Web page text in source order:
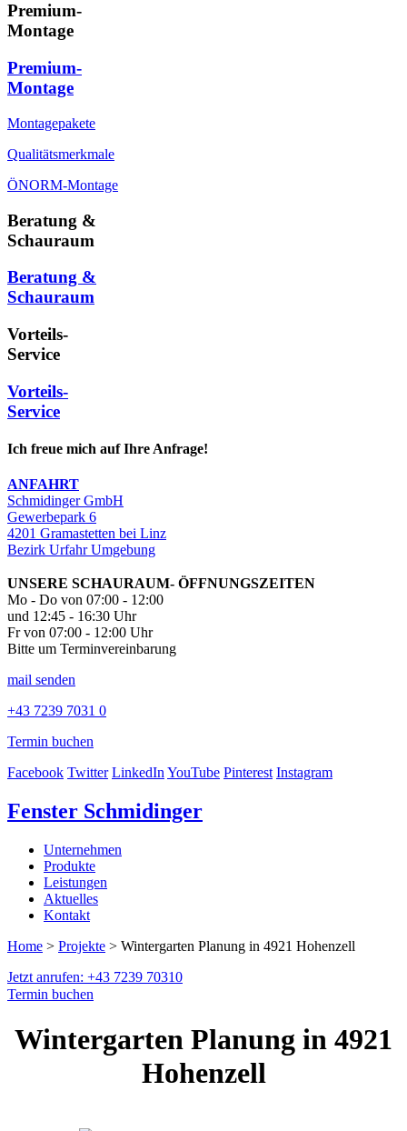
Premium-
Montage
Premium-
Montage
Montagepakete
Qualitätsmerkmale
ÖNORM-Montage
Beratung &
Schauraum
Beratung &
Schauraum
Vorteils-
Service
Vorteils-
Service
Ich freue mich auf Ihre Anfrage!
ANFAHRT
Schmidinger GmbH
Gewerbepark 6
4201 Gramastetten bei Linz
Bezirk Urfahr Umgebung
UNSERE SCHAURAUM- ÖFFNUNGSZEITEN
Mo - Do von 07:00 - 12:00
und 12:45 - 16:30 Uhr
Fr von 07:00 - 12:00 Uhr
Bitte um Terminvereinbarung
mail senden
+43 7239 7031 0
Termin buchen
Facebook Twitter LinkedInYouTube Pinterest Instagram
Fenster Schmidinger
Unternehmen
Produkte
Leistungen
Aktuelles
Kontakt
Home > Projekte > Wintergarten Planung in 4921 Hohenzell
Jetzt anrufen: +43 7239 70310
Termin buchen
Wintergarten Planung in 4921
Hohenzell